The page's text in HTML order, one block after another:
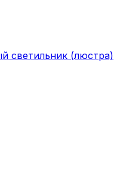
светильник (люстра)